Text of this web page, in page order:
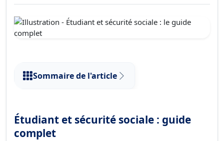
Sommaire de l'article
Étudiant et sécurité sociale : guide
complet